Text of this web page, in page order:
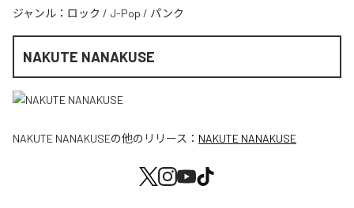
ジャンル： ロック / J-Pop / パンク
NAKUTE NANAKUSE
NAKUTE NANAKUSEの他のリリース： NAKUTE NANAKUSE